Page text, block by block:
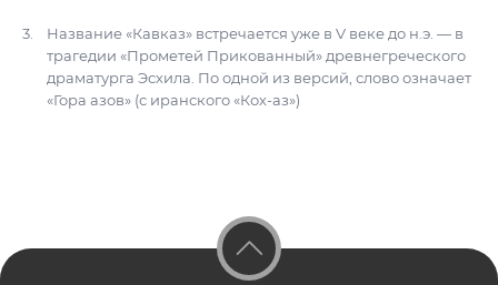
Название «Кавказ» встречается уже в V веке до н.э. — в
трагедии «Прометей Прикованный» древнегреческого
драматурга Эсхила. По одной из версий, слово означает
«Гора азов» (с иранского «Кох-аз»)